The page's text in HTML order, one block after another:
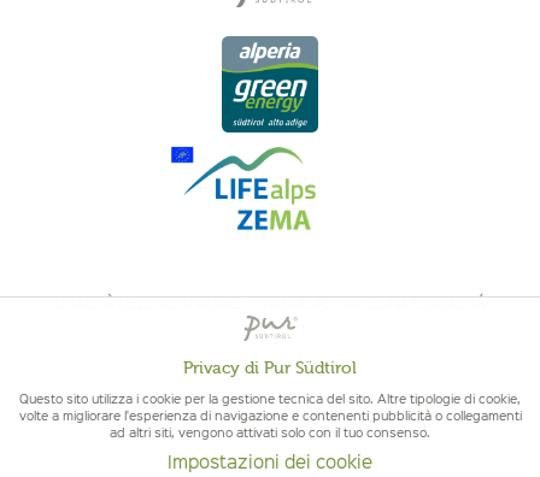
QUALITÀ DELL'ALTO ADIGE - ORIGINE ALTOATESINA E QUALITÁ
CONTROLLATA
Privacy di Pur Südtirol
Questo sito utilizza i cookie per la gestione tecnica del sito. Altre tipologie di cookie,
volte a migliorare l'esperienza di navigazione e contenenti pubblicità o collegamenti
ad altri siti, vengono attivati solo con il tuo consenso.
Impostazioni dei cookie